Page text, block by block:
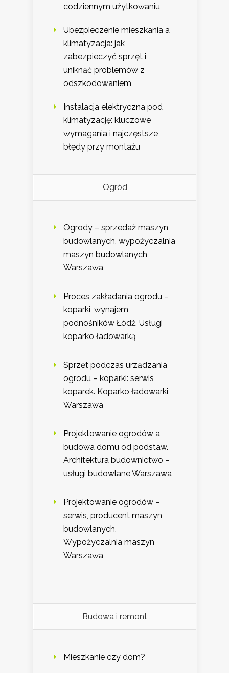
codziennym użytkowaniu
Ubezpieczenie mieszkania a
klimatyzacja: jak
zabezpieczyć sprzęt i
uniknąć problemów z
odszkodowaniem
Instalacja elektryczna pod
klimatyzację: kluczowe
wymagania i najczęstsze
błędy przy montażu
Ogród
Ogrody – sprzedaż maszyn
budowlanych, wypożyczalnia
maszyn budowlanych
Warszawa
Proces zakładania ogrodu –
koparki, wynajem
podnośników Łódź. Usługi
koparko ładowarką
Sprzęt podczas urządzania
ogrodu – koparki: serwis
koparek. Koparko ładowarki
Warszawa
Projektowanie ogrodów a
budowa domu od podstaw.
Architektura budownictwo –
usługi budowlane Warszawa
Projektowanie ogrodów –
serwis, producent maszyn
budowlanych.
Wypożyczalnia maszyn
Warszawa
Budowa i remont
Mieszkanie czy dom?